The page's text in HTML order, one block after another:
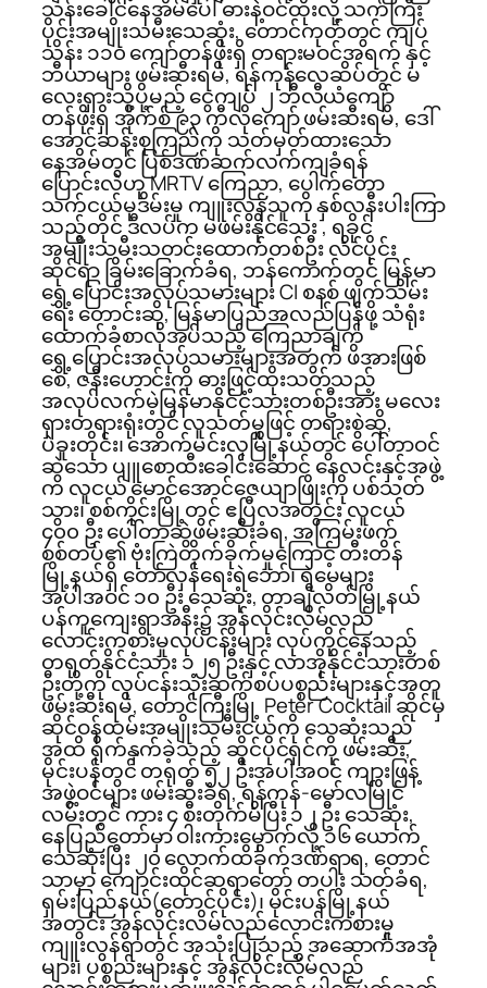
သန်းခေါင်နေအိမ်ပေါ် ဓားနဲ့ဝင်ထိုးလို့ သက်ကြီး
ပိုင်းအမျိုးသမီးသေဆုံး, တောင်ကုတ်တွင် ကျပ်
သိန်း ၁၁၀ ကျော်တန်ဖိုးရှိ တရားမဝင်အရက် နှင့်
ဘီယာများ ဖမ်းဆီးရမိ, ရန်ကုန်လေဆိပ်တွင် မ
လေးရှားသို့ပို့မည့် ငွေကျပ် ၂ ဘီလီယံကျော်
တန်ဖိုးရှိ အိုက်စ် ၉၃ ကီလိုကျော် ဖမ်းဆီးရမိ, ဒေါ်
အောင်ဆန်းစုကြည်ကို သတ်မှတ်ထားသော
နေအိမ်တွင် ပြစ်ဒဏ်ဆက်လက်ကျခံရန်
ပြောင်းလဲဟု MRTV ကြေညာ, ပေါက်တော
သက်ငယ်မုဒိမ်းမှု ကျူးလွန်သူကို နှစ်လနီးပါးကြာ
သည့်တိုင် ဒီလပ်က မဖမ်းနိုင်သေး , ရခိုင်
အမျိုးသမီးသတင်းထောက်တစ်ဦး လိင်ပိုင်း
ဆိုင်ရာ ခြိမ်းခြောက်ခံရ, ဘန်ကောက်တွင် မြန်မာ
ရွှေ့ပြောင်းအလုပ်သမားများ CI စနစ် ဖျက်သိမ်း
ရေး တောင်းဆို, မြန်မာပြည်အလည်ပြန်ဖို့ သံရုံး
ထောက်ခံစာလိုအပ်သည့် ကြေညာချက်
ရွှေ့ပြောင်းအလုပ်သမားများအတွက် ဖိအားဖြစ်
စေ, ဇနီးဟောင်းကို ဓားဖြင့်ထိုးသတ်သည့်
အလုပ်လက်မဲ့မြန်မာနိုင်ငံသားတစ်ဦးအား မလေး
ရှားတရားရုံးတွင် လူသတ်မှုဖြင့် တရားစွဲဆို,
ပဲခူးတိုင်း၊ အောက်မင်းလှမြို့နယ်တွင် ပေါ်တာဝင်
ဆွဲသော ပျူစောထီးခေါင်းဆောင် နေလင်းနှင့်အဖွဲ့
က လူငယ် မောင်အောင်ဇေယျာဖြိုးကို ပစ်သတ်
သွား၊ စစ်ကိုင်းမြို့တွင် ဧပြီလအတွင်း လူငယ်
၄၀၀ ဦး ပေါ်တာဆွဲဖမ်းဆီးခံရ, အကြမ်းဖက်
စစ်တပ်၏ ဗုံးကြဲတိုက်ခိုက်မှုကြောင့် တီးတိန်
မြို့နယ်ရှိ တော်လှန်ရေးရဲဘော်၊ ရဲမေများ
အပါအဝင် ၁၀ ဦး သေဆုံး, တာချီလိတ်မြို့နယ်
ပန်ကူကျေးရွာအနီး၌ အွန်လိုင်းလိမ်လည်
လောင်းကစားမှုလုပ်ငန်းများ လုပ်ကိုင်နေသည့်
တရုတ်နိုင်ငံသား ၁၂၅ ဦးနှင့် လာအိုနိုင်ငံသားတစ်
ဦးတို့ကို လုပ်ငန်းသုံးဆက်စပ်ပစ္စည်းများနှင့်အတူ
ဖမ်းဆီးရမိ, တောင်ကြီးမြို့ Peter Cocktail ဆိုင်မှ
ဆိုင်ဝန်ထမ်းအမျိုးသမီးငယ်ကို သေဆုံးသည်
အထိ ရိုက်နှက်ခဲ့သည့် ဆိုင်ပိုင်ရှင်ကို ဖမ်းဆီး,
မိုင်းပန်တွင် တရုတ် ၅၂ ဦးအပါအဝင် ကျားဖြန့်
အဖွဲ့ဝင်များ ဖမ်းဆီးခံရ, ရန်ကုန်-မော်လမြိုင်
လမ်းတွင် ကား ၄ စီးတိုက်မိပြီး ၁၂ ဦး သေဆုံး,
နေပြည်တော်မှာ ဝါးကားမှောက်လို့ ၁၆ ယောက်
သေဆုံးပြီး ၂၀ လောက်ထိခိုက်ဒဏ်ရာရ, တောင်
သာမှာ ကျောင်းထိုင်ဆရာတော် တပါး သတ်ခံရ,
ရှမ်းပြည်နယ်(တောင်ပိုင်း)၊ မိုင်းပန်မြို့နယ်
အတွင်း အွန်လိုင်းလိမ်လည်လောင်းကစားမှု
ကျူးလွန်ရာတွင် အသုံးပြုသည့် အဆောက်အအုံ
များ၊ ပစ္စည်းများနှင့် အွန်လိုင်းလိမ်လည်